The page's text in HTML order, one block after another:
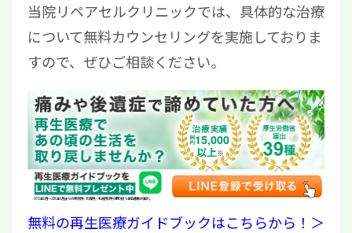
当院リペアセルクリニックでは、具体的な治療
について無料カウンセリングを実施しておりま
すので、ぜひご相談ください。
15,000
2019年6月〜2026年6月までの東京院・大阪院・札幌院3院で取り扱う全治療数の累計。
無料の再生医療ガイドブックはこちらから！＞